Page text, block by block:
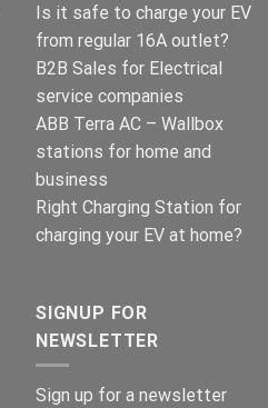
Is it safe to charge your EV
from regular 16A outlet?
B2B Sales for Electrical
service companies
ABB Terra AC – Wallbox
stations for home and
business
Right Charging Station for
charging your EV at home?
SIGNUP FOR
NEWSLETTER
Sign up for a newsletter